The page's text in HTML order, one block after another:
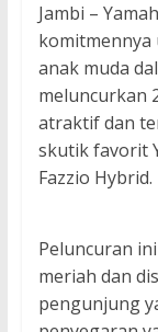
Jambi –
anak muda
meluncurkan
atraktif dan
skutik favorit
Fazzio Hybrid.
Peluncuran
meriah dan
pengunjung